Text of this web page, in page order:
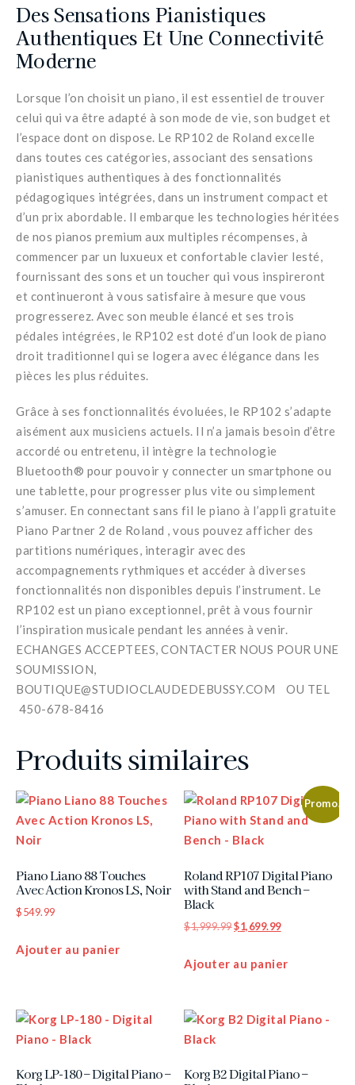
Des Sensations Pianistiques
Authentiques Et Une Connectivité
Moderne
Lorsque l’on choisit un piano, il est essentiel de trouver
celui qui va être adapté à son mode de vie, son budget et
l’espace dont on dispose. Le RP102 de Roland excelle
dans toutes ces catégories, associant des sensations
pianistiques authentiques à des fonctionnalités
pédagogiques intégrées, dans un instrument compact et
d’un prix abordable. Il embarque les technologies héritées
de nos pianos premium aux multiples récompenses, à
commencer par un luxueux et confortable clavier lesté,
fournissant des sons et un toucher qui vous inspireront
et continueront à vous satisfaire à mesure que vous
progresserez. Avec son meuble élancé et ses trois
pédales intégrées, le RP102 est doté d’un look de piano
droit traditionnel qui se logera avec élégance dans les
pièces les plus réduites.
Grâce à ses fonctionnalités évoluées, le RP102 s’adapte
aisément aux musiciens actuels. Il n’a jamais besoin d’être
accordé ou entretenu, il intègre la technologie
Bluetooth® pour pouvoir y connecter un smartphone ou
une tablette, pour progresser plus vite ou simplement
s’amuser. En connectant sans fil le piano à l’appli gratuite
Piano Partner 2 de Roland , vous pouvez afficher des
partitions numériques, interagir avec des
accompagnements rythmiques et accéder à diverses
fonctionnalités non disponibles depuis l’instrument. Le
RP102 est un piano exceptionnel, prêt à vous fournir
l’inspiration musicale pendant les années à venir.
ECHANGES ACCEPTEES, CONTACTER NOUS POUR UNE
SOUMISSION,
BOUTIQUE@STUDIOCLAUDEDEBUSSY.COM OU TEL
450-678-8416
Produits similaires
Piano Liano 88 Touches
Avec Action Kronos LS, Noir
$549.99
Ajouter au panier
Promo!
Roland RP107 Digital Piano
with Stand and Bench –
Black
$1,999.99$1,699.99
Ajouter au panier
Korg LP-180 – Digital Piano –
Korg B2 Digital Piano –